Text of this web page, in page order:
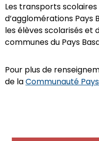
Les transports
d’agglomérations Pays
les élèves scolarisés et
communes du Pays
Pour plus de
de laCommunauté